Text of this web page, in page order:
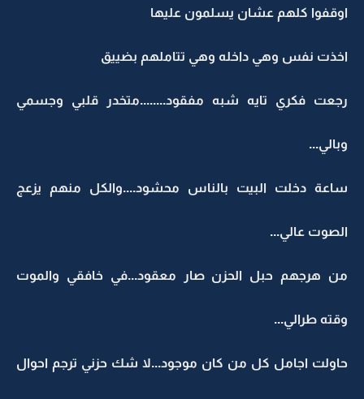
اوقفوا كلهم عشان يسلمون عليها
اخذت نفس وهي داخله وهي تتاملهم بضييق
رجعت فكري تايه شبه مفقود........متخدر قلبي وجسمي
وبالي...
ساعة دخلت البيت بالناس محشود....والكل منهم يزعج
الصوت عالي...
من هرجهم حبل الحزن صار معقود...في خافقي والموت
وقته طرالي...
حاولت اجامل كل من كان موجود...لا شك حزني ترجم احوال